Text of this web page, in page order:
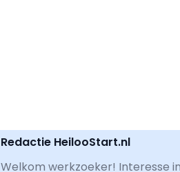
Redactie HeilooStart.nl
Welkom werkzoeker! Interesse